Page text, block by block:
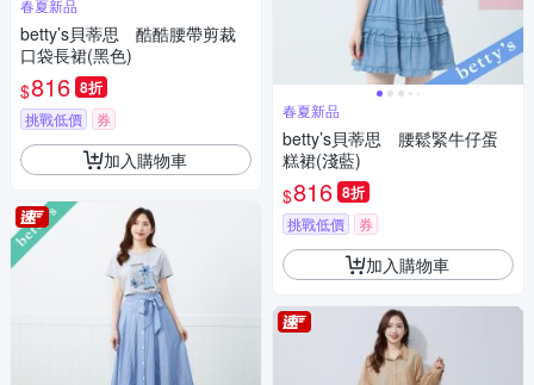
春夏新品
betty’s貝蒂思 酷酷腰帶剪裁
口袋長裙(黑色)
$816 8折
挑戰低價 券
加入購物車
春夏新品
betty’s貝蒂思 腰鬆緊牛仔蛋
糕裙(淺藍)
$816 8折
挑戰低價 券
加入購物車